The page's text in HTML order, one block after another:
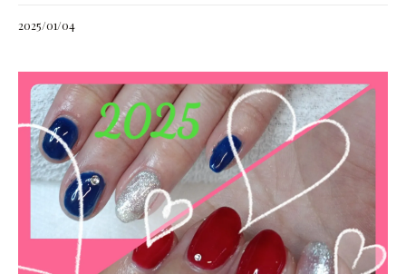
2025/01/04